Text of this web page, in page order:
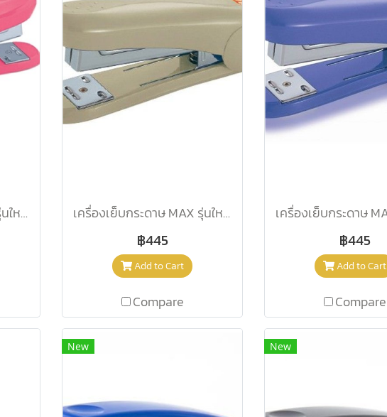
เครื่องเย็บกระดาษ MAX รุ่นใหม่ HD-50R ชมพู เครื่องเย็บกระดาษ MAX รุ่นใหม่ HD-50 เบจ
฿445
Add to Cart
Compare
฿445
Add to Cart
Compare
New New